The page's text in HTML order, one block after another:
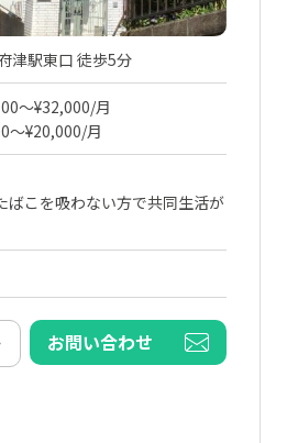
津駅東口 徒歩5分
～¥32,000/月
～¥20,000/月
こを吸わない方で共同生活が
お問い合わせ